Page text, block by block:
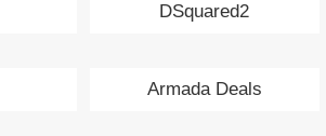
DSquared2
Armada Deals